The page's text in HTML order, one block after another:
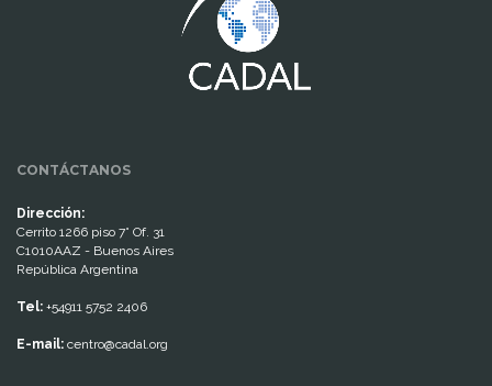
CONTÁCTANOS
Dirección:
Cerrito 1266 piso 7° Of. 31
C1010AAZ - Buenos Aires
República Argentina
Tel: +54911 5752 2406
E-mail: centro@cadal.org